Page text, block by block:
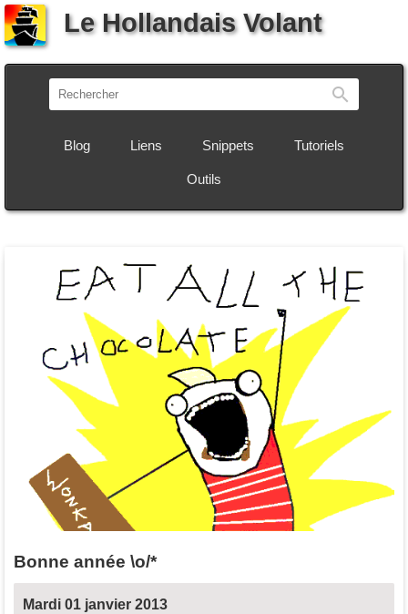
Le Hollandais Volant
Blog Liens Snippets Tutoriels
Outils
Bonne année \o/*
Mardi 01 janvier 2013